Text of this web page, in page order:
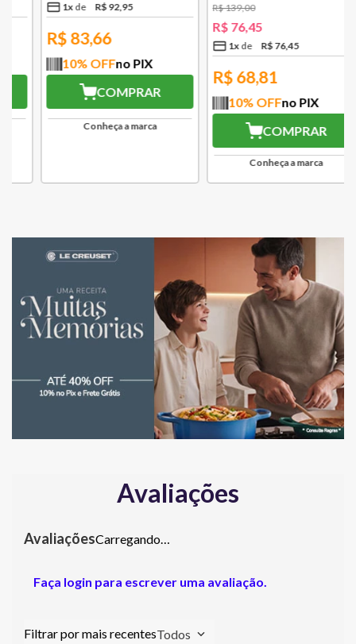
x R$92 ,95
83,66
% OFF no PIX
COMPRAR
Conheça a marca
139,00
76,45
x R$76 ,45
R$ 68,81
10% OFF no PIX
COMPRAR
Conheça a marca
Avaliações
Carregando…
Faça login para escrever uma avaliação.
Todos